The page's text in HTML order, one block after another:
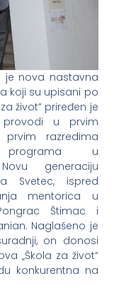
je nova nastavna
koji su upisani po
život” priređen je
u prvim
razredima
programa u
generaciju
Svetec, ispred
mentorica u
Štimac i
Naglašeno je
on donosi
„Škola za život“
konkurentna na